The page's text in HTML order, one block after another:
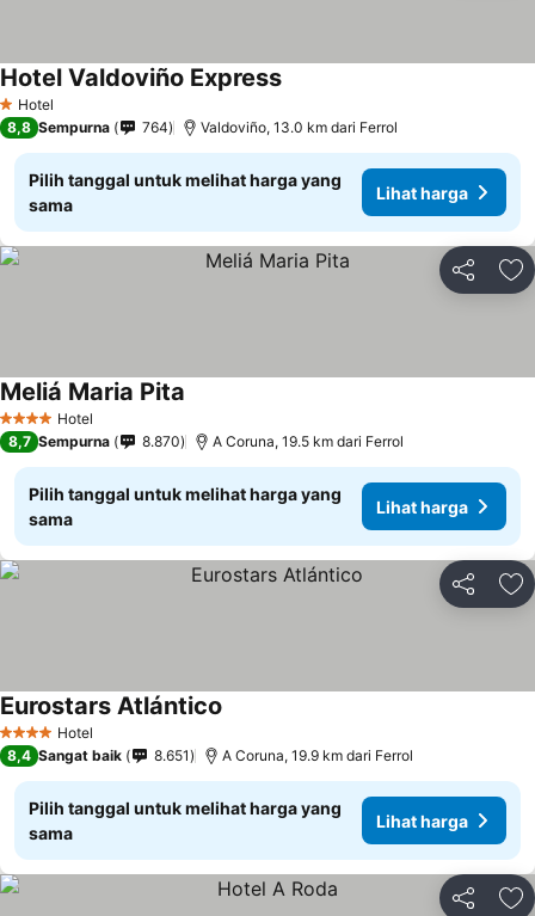
1 Bintang
Hotel
Hotel Valdoviño Express
8,8 Sempurna 764 Valdoviño, 13.0 km dari Ferrol
Pilih tanggal untuk melihat harga yang
sama
Lihat harga
Bagikan
4 BintangHotel
Meliá Maria Pita
8,7 Sempurna 8.870 A Coruna, 19.5 km dari Ferrol
Pilih tanggal untuk melihat harga yang
sama
Lihat harga
Bagikan
4 BintangHotel
Eurostars Atlántico
8,4 Sangat baik 8.651 A Coruna, 19.9 km dari Ferrol
Pilih tanggal untuk melihat harga yang
sama
Lihat harga
Bagikan